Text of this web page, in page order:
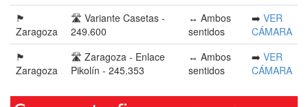
🏴󠁭󠁶󠁳󠁣󠁿
Zaragoza
🛣️ Variante Casetas -
249.600
↔️ Ambos
sentidos
➡️ VER
CÁMARA
🏴󠁭󠁶󠁳󠁣󠁿
Zaragoza
🛣️ Zaragoza - Enlace
Pikolín - 245.353
↔️ Ambos
sentidos
➡️ VER
CÁMARA